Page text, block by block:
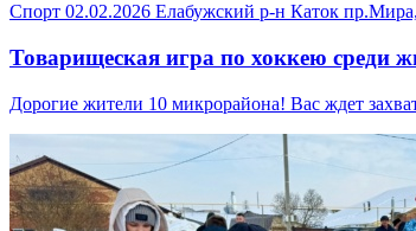
Спорт 02.02.2026 Елабужский р-н Каток
Товарищеская игра по хоккею среди
Дорогие жители 10 микрорайона! Вас ждет